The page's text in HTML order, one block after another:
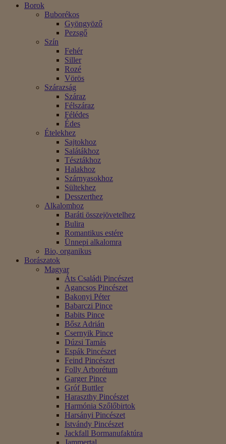
Borok
Buborékos
Gyöngyöző
Pezsgő
Szín
Fehér
Siller
Rozé
Vörös
Szárazság
Száraz
Félszáraz
Félédes
Édes
Ételekhez
Sajtokhoz
Salátákhoz
Tésztákhoz
Halakhoz
Szárnyasokhoz
Sültekhez
Desszerthez
Alkalomhoz
Baráti összejövetelhez
Bulira
Romantikus estére
Ünnepi alkalomra
Bio, organikus
Borászatok
Magyar
Áts Családi Pincészet
Agancsos Pincészet
Bakonyi Péter
Babarczi Pince
Babits Pince
Bősz Adrián
Csernyik Pince
Dúzsi Tamás
Espák Pincészet
Feind Pincészet
Folly Arborétum
Garger Pince
Gróf Buttler
Haraszthy Pincészet
Harmónia Szőlőbirtok
Harsányi Pincészet
Istvándy Pincészet
Jackfall Bormanufaktúra
Jammertal